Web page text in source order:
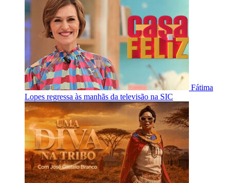
Fátima
Lopes regressa às manhãs da televisão na SIC